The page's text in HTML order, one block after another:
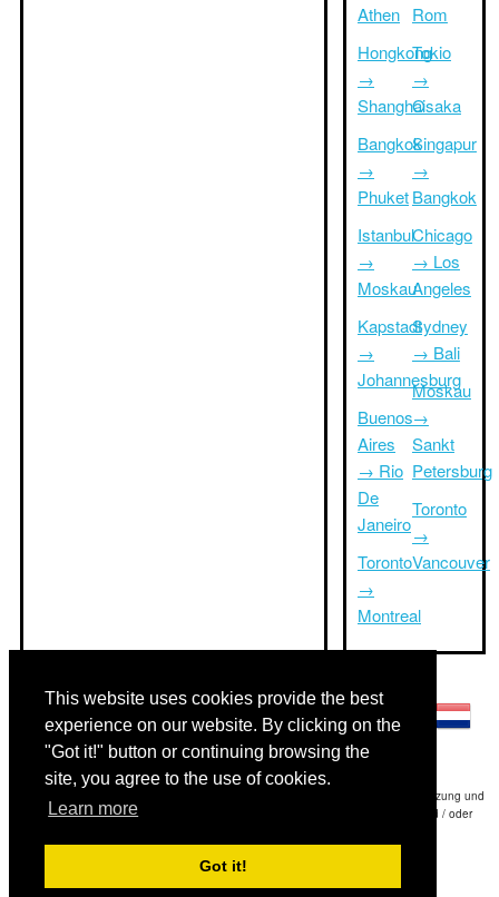
This website uses cookies provide the best
experience on our website. By clicking on the
"Got it!" button or continuing browsing the
site, you agree to the use of cookies.
Learn more
Got it!
Athen
Hongkong
→
Shanghai
Bangkok
→
Phuket
Istanbul
→
Moskau
Kapstadt
→
Johannesburg
Buenos
Aires
→ Rio
De
Janeiro
Toronto
→
Montreal
Rom
Tokio
→
Osaka
Singapur
→
Bangkok
Chicago
→ Los
Angeles
Sydney
→ Bali
Moskau
→
Sankt
Petersburg
Toronto
→
Vancouver
Haftungsausschluss: Die Informationen auf dieser Website ist unsere beste Schätzung und
für nur Ihre Referenz.Triptimeto.com haftet nicht für jede Reise Verzögerung und / oder